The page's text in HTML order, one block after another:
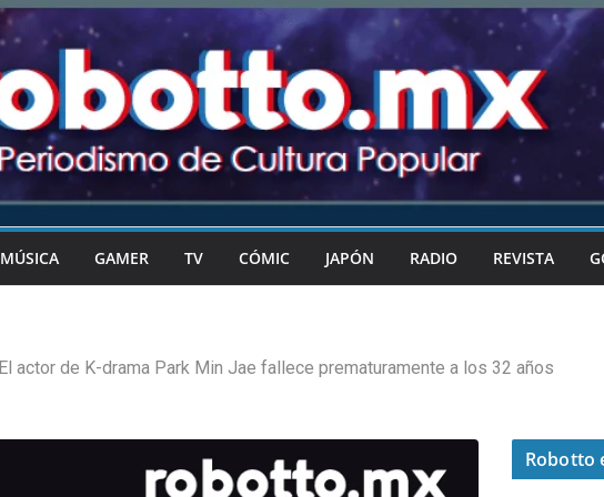
MÚSICA GAMER TV CÓMIC JAPÓN RADIO REVISTA
El actor de K-drama Park Min Jae fallece prematuramente a los 32 años
Robotto